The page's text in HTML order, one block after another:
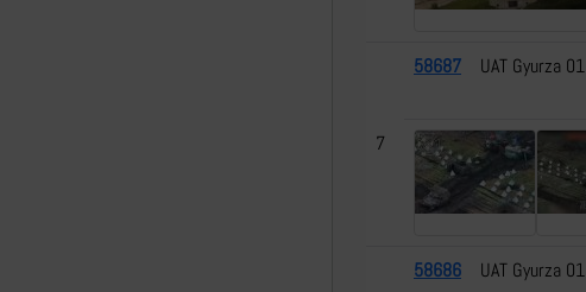
7
58687 UAT Gyurza 01
58686 UAT Gyurza 01